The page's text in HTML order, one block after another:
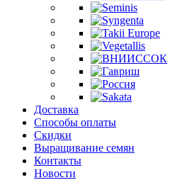
Доставка
Способы оплаты
Скидки
Выращивание семян
Контакты
Новости